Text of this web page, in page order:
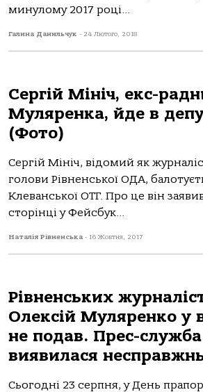
минулому 2017 році...
Галина Данильчук - 24 Лютого, 2018
Сергій Мініч, екс-
Муляренка, йде в
(Фото)
Сергій Мініч, відомий як
голови Рівненської ОДА,
Клеванської ОТГ. Про це він
сторінці у Фейсбук...
Наталія Рівненська - 16 Жовтня, 2017
Рівненських
Олексій Муляренко у
не подав. Прес-
виявилася
Cьогодні 23 серпня, у День